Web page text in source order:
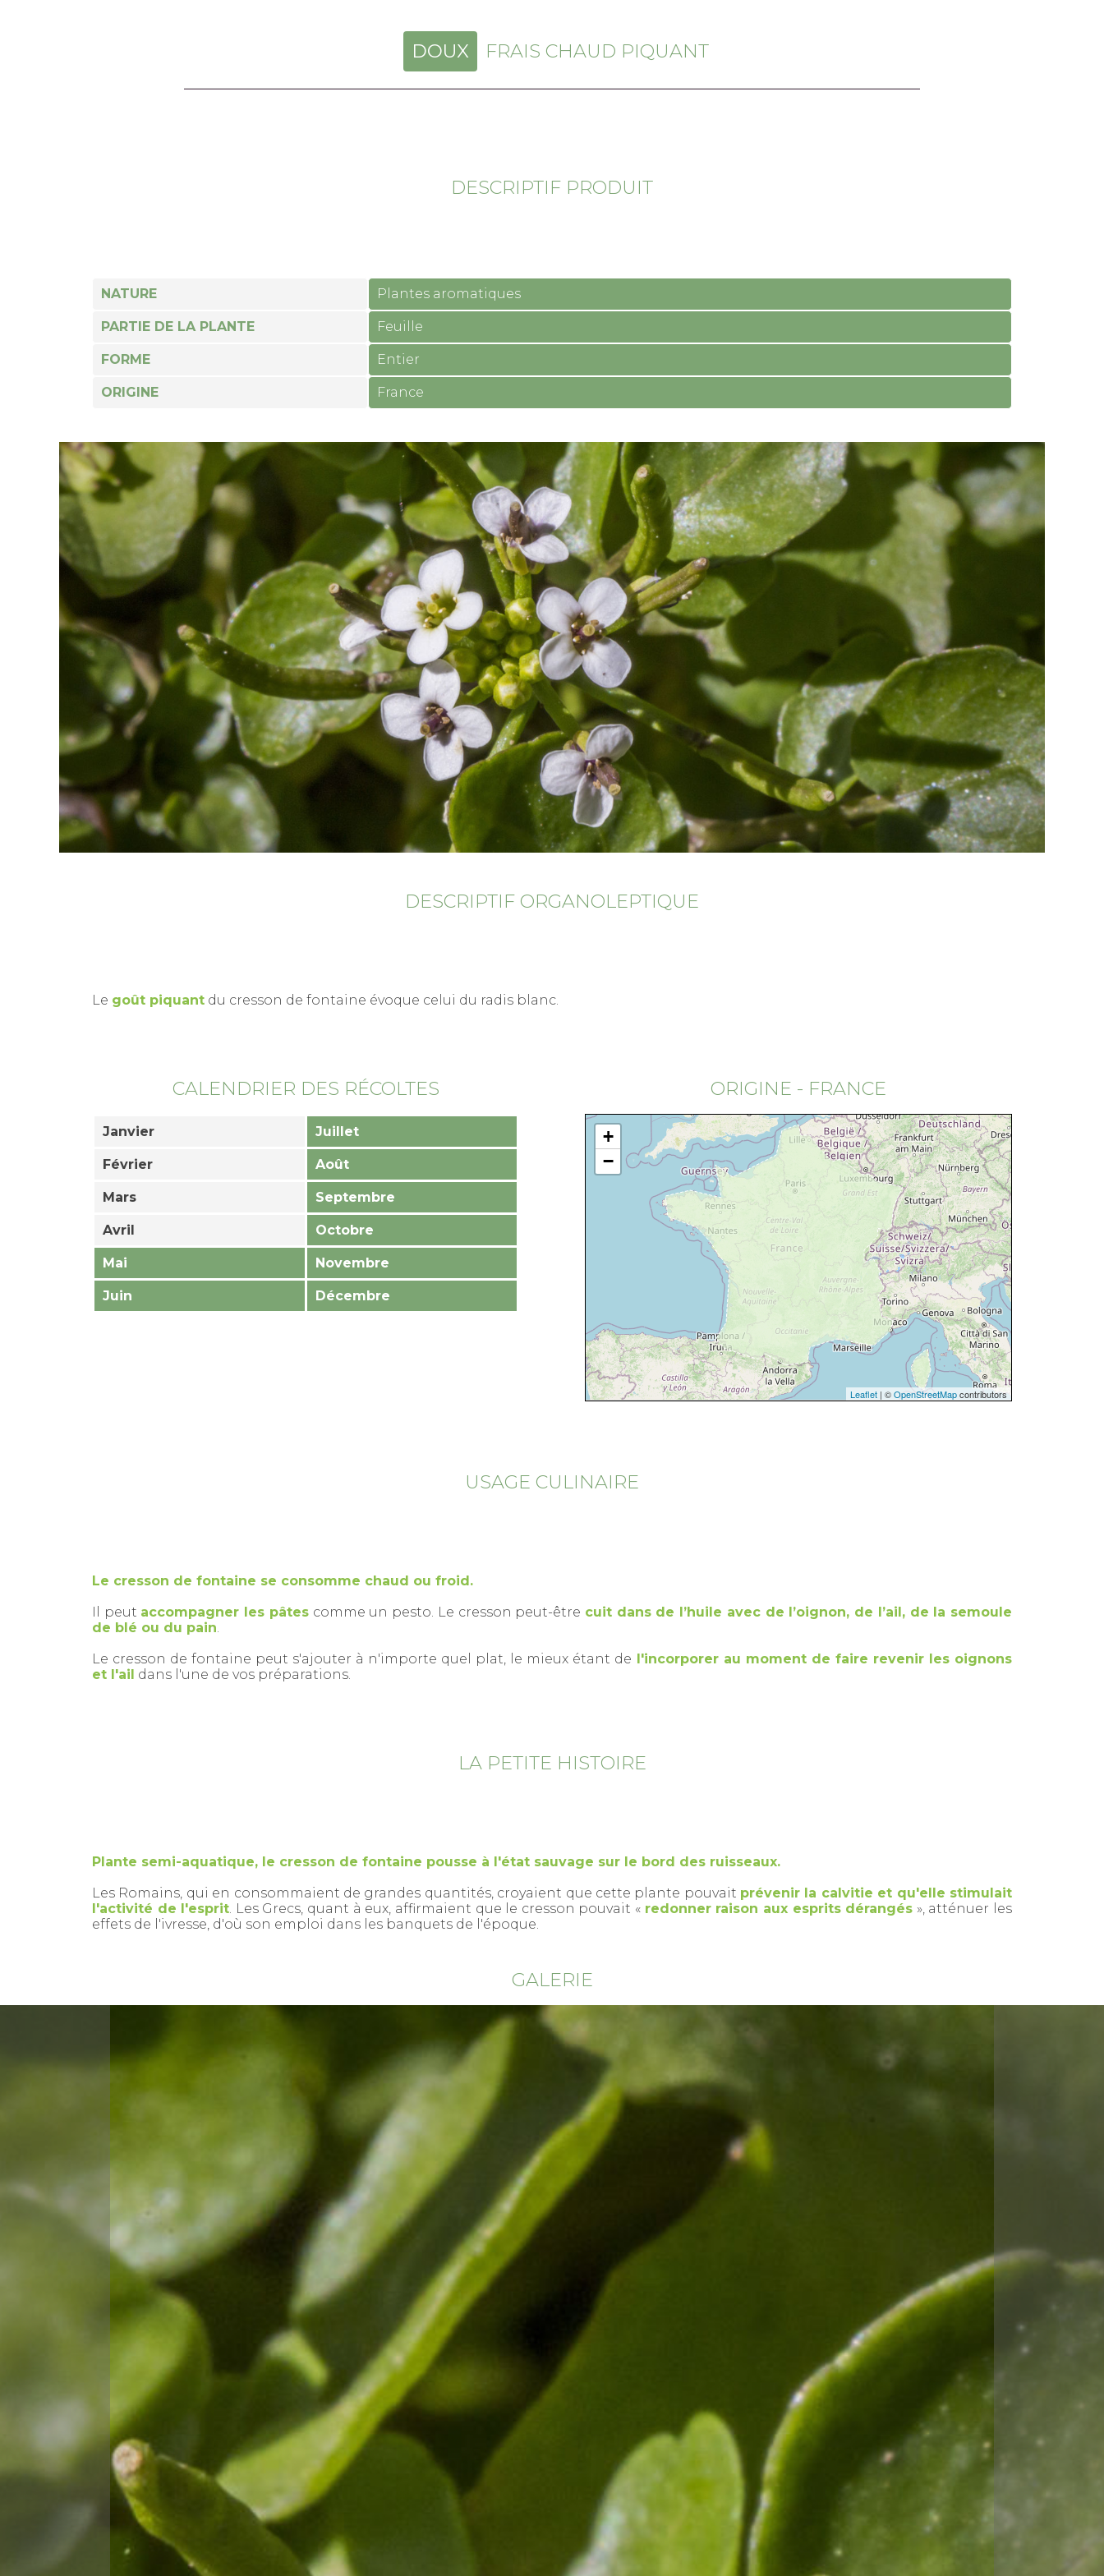
DOUX FRAIS CHAUD PIQUANT
DESCRIPTIF PRODUIT
NATURE Plantes aromatiques
PARTIE DE LA PLANTE Feuille
FORME Entier
ORIGINE France
DESCRIPTIF ORGANOLEPTIQUE
Le goût piquant du cresson de fontaine évoque celui du radis blanc.
CALENDRIER DES RÉCOLTES
Janvier Juillet
Février Août
Mars Septembre
Avril Octobre
Mai Novembre
Juin Décembre
ORIGINE - FRANCE
+
−
Leaflet | ©OpenStreetMapcontributors
USAGE CULINAIRE
Le cresson de fontaine se consomme chaud ou froid.
Il peut accompagner les pâtescomme un pesto. Le cresson peut-être cuit dans de l’huile avec de l’oignon, de l’ail, de la semoule
de blé ou du pain.
Le cresson de fontaine peut s'ajouter à n'importe quel plat, le mieux étant de l'incorporer au moment de faire revenir les oignons
et l'ail dans l'une de vos préparations.
LA PETITE HISTOIRE
Plante semi-aquatique, le cresson de fontaine pousse à l'état sauvage sur le bord des ruisseaux.
Les Romains, qui en consommaient de grandes quantités, croyaient que cette plante pouvait prévenir la calvitie et qu'elle stimulait
l'activité de l'esprit. Les Grecs, quant à eux, affirmaient que le cresson pouvait « redonner raison aux esprits dérangés », atténuer les
effets de l'ivresse, d'où son emploi dans les banquets de l'époque.
GALERIE